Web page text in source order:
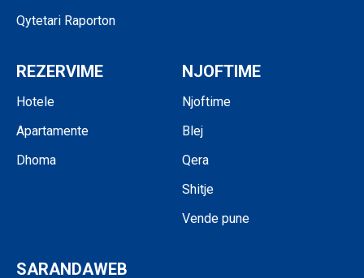
Qytetari Raporton
REZERVIME
Hotele
Apartamente
Dhoma
NJOFTIME
Njoftime
Blej
Qera
Shitje
Vende pune
SARANDAWEB